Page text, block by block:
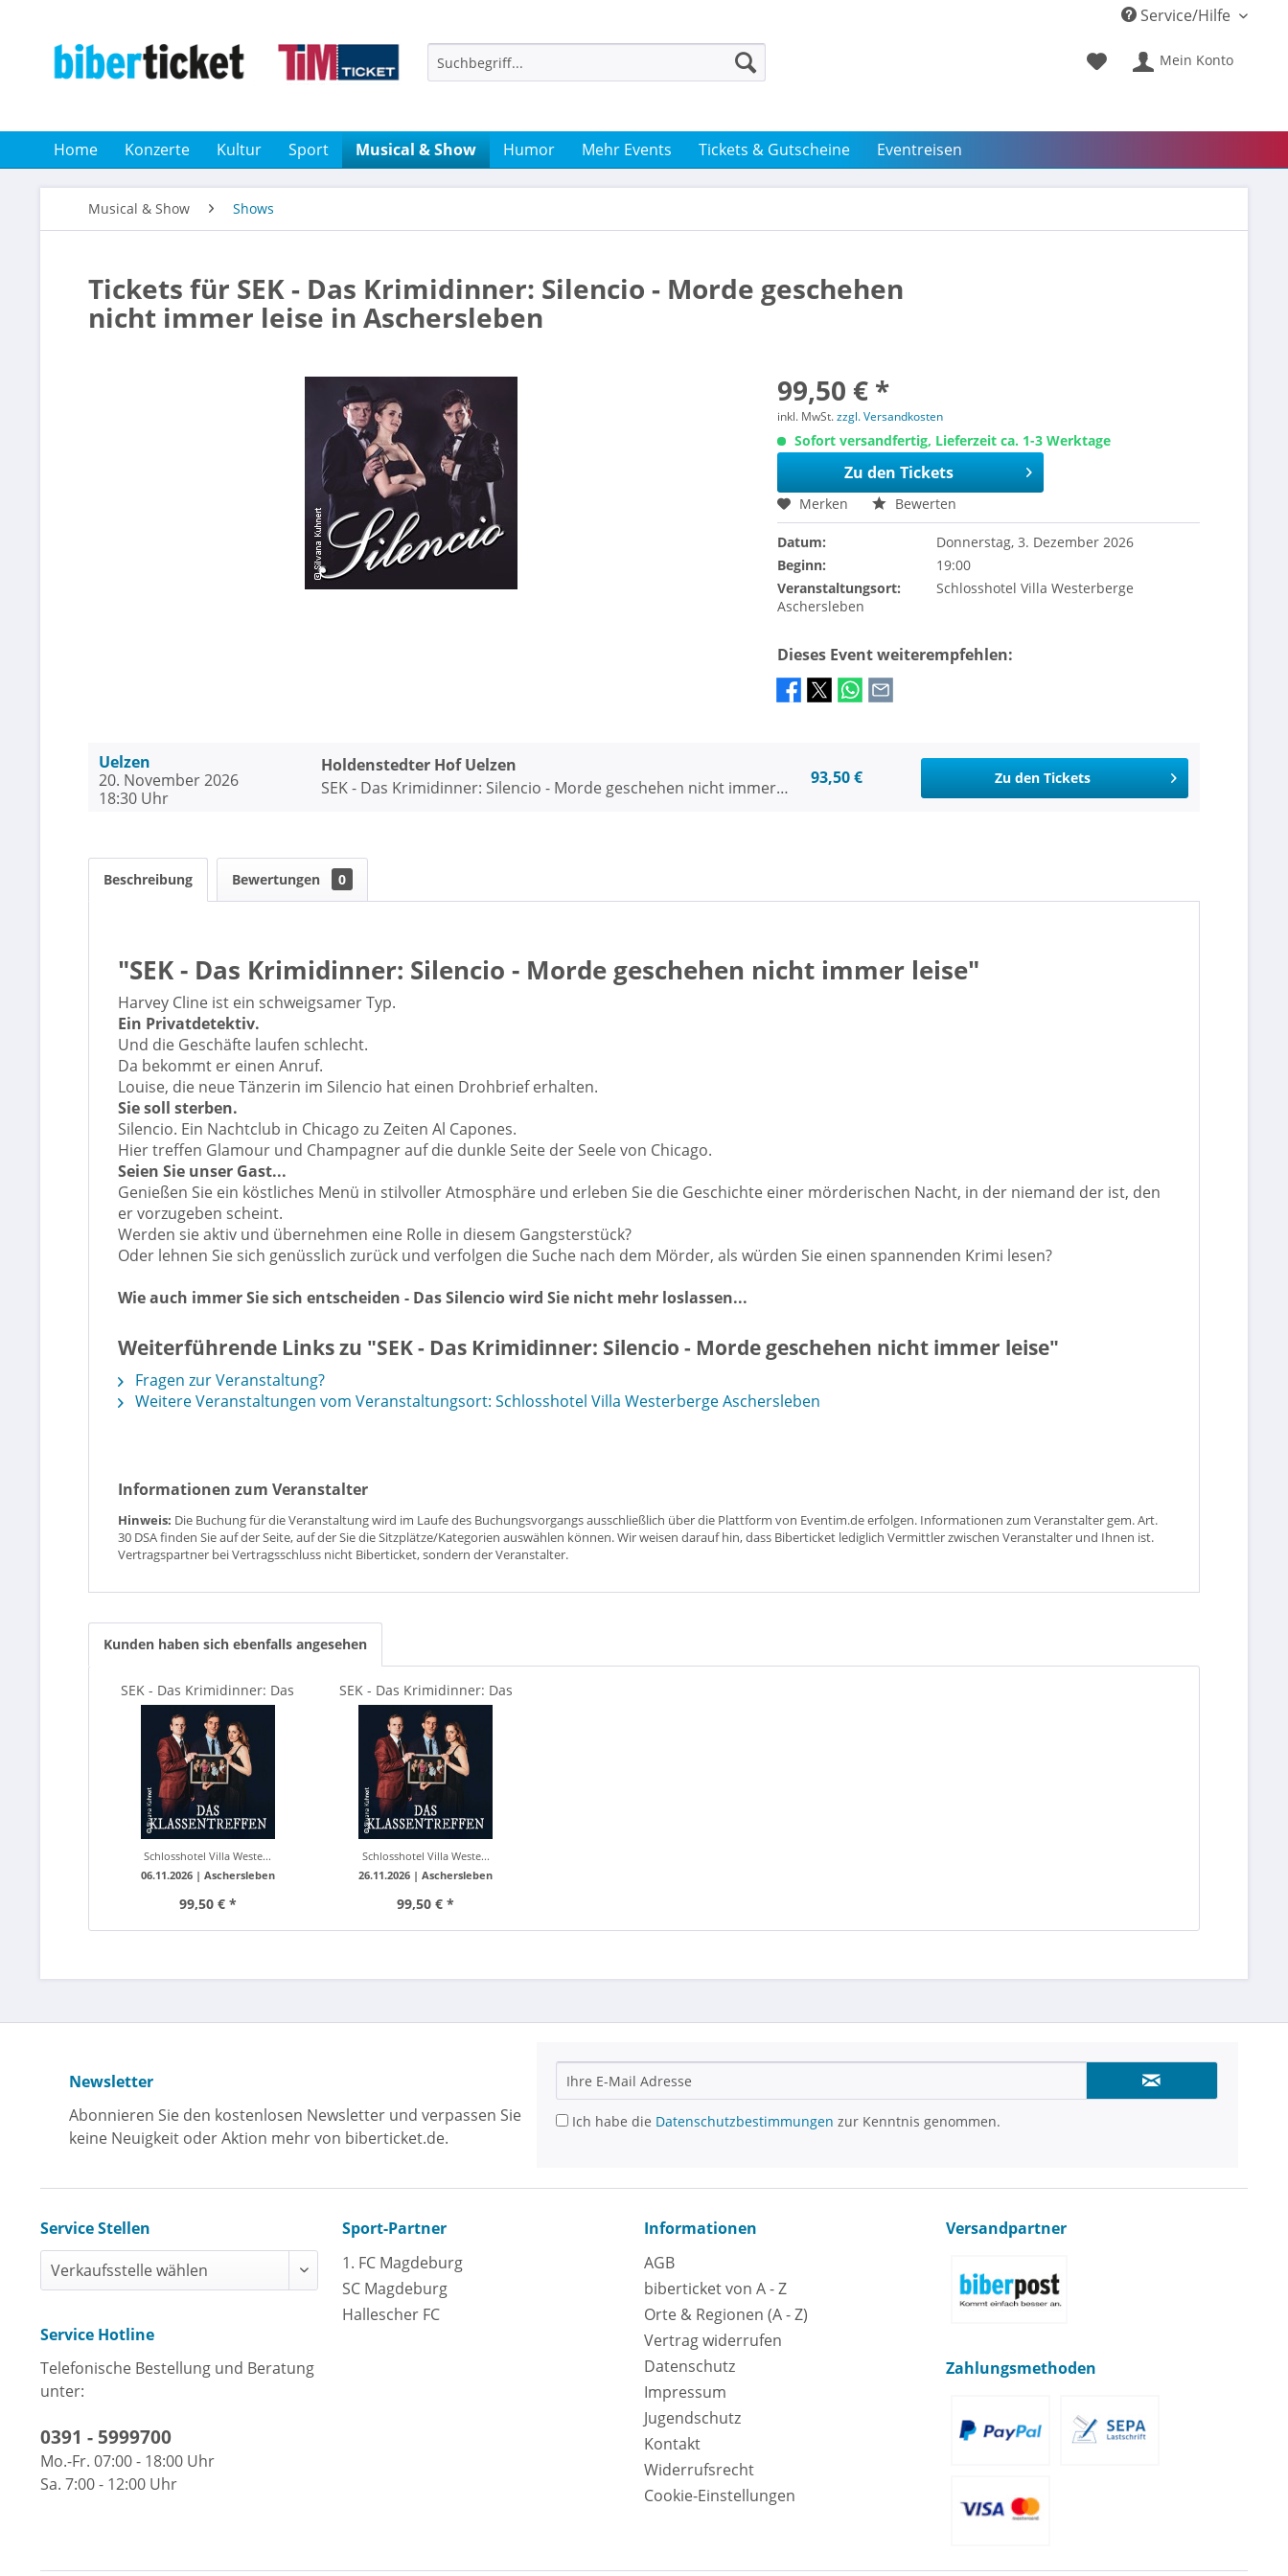
Service/Hilfe
Mein Konto
Home Konzerte Kultur Sport Musical & Show Humor Mehr Events Tickets & Gutscheine Eventreisen
Musical & Show Shows
Tickets für SEK - Das Krimidinner: Silencio - Morde geschehen
nicht immer leise in Aschersleben
99,50 € *
inkl. MwSt.zzgl. Versandkosten
Sofort versandfertig, Lieferzeit ca. 1-3 Werktage
Zu den Tickets
Merken Bewerten
Datum:
Donnerstag, 3. Dezember 2026
Beginn:
19:00
Veranstaltungsort:
Schlosshotel Villa Westerberge
Aschersleben
Dieses Event weiterempfehlen:
Uelzen
20. November 2026
18:30 Uhr
Holdenstedter Hof Uelzen
SEK - Das Krimidinner: Silencio - Morde geschehen nicht immer
93,50 € Zu den Tickets
Beschreibung Bewertungen 0
"SEK - Das Krimidinner: Silencio - Morde geschehen nicht immer leise"
Harvey Cline ist ein schweigsamer Typ.
Ein Privatdetektiv.
Und die Geschäfte laufen schlecht.
Da bekommt er einen Anruf.
Louise, die neue Tänzerin im Silencio hat einen Drohbrief erhalten.
Sie soll sterben.
Silencio. Ein Nachtclub in Chicago zu Zeiten Al Capones.
Hier treffen Glamour und Champagner auf die dunkle Seite der Seele von Chicago.
Seien Sie unser Gast...
Genießen Sie ein köstliches Menü in stilvoller Atmosphäre und erleben Sie die Geschichte einer mörderischen Nacht, in der niemand der ist, den
er vorzugeben scheint.
Werden sie aktiv und übernehmen eine Rolle in diesem Gangsterstück?
Oder lehnen Sie sich genüsslich zurück und verfolgen die Suche nach dem Mörder, als würden Sie einen spannenden Krimi lesen?
Wie auch immer Sie sich entscheiden - Das Silencio wird Sie nicht mehr loslassen...
Weiterführende Links zu "SEK - Das Krimidinner: Silencio - Morde geschehen nicht immer leise"
Fragen zur Veranstaltung?
Weitere Veranstaltungen vom Veranstaltungsort: Schlosshotel Villa Westerberge Aschersleben
Informationen zum Veranstalter
Hinweis: Die Buchung für die Veranstaltung wird im Laufe des Buchungsvorgangs ausschließlich über die Plattform von Eventim.de erfolgen. Informationen zum Veranstalter gem. Art.
30 DSA finden Sie auf der Seite, auf der Sie die Sitzplätze/Kategorien auswählen können. Wir weisen darauf hin, dass Biberticket lediglich Vermittler zwischen Veranstalter und Ihnen ist.
Vertragspartner bei Vertragsschluss nicht Biberticket, sondern der Veranstalter.
Kunden haben sich ebenfalls angesehen
SEK - Das Krimidinner: Das
Klassentreffen
Schlosshotel Villa Weste...
06.11.2026 | Aschersleben
99,50 € *
SEK - Das Krimidinner: Das
Klassentreffen
Schlosshotel Villa Weste...
26.11.2026 |Aschersleben
99,50 € *
Newsletter
Abonnieren Sie den kostenlosen Newsletter und verpassen Sie
keine Neuigkeit oder Aktion mehr von biberticket.de.
Ich habe die Datenschutzbestimmungen zur Kenntnis genommen.
Service Stellen
Service Hotline
Telefonische Bestellung und Beratung
unter:
0391 - 5999700
Mo.-Fr. 07:00 - 18:00 Uhr
Sa. 7:00 - 12:00 Uhr
Sport-Partner
1. FC Magdeburg
SC Magdeburg
Hallescher FC
Informationen
AGB
biberticket von A - Z
Orte & Regionen (A - Z)
Vertrag widerrufen
Datenschutz
Impressum
Jugendschutz
Kontakt
Widerrufsrecht
Cookie-Einstellungen
Versandpartner
Zahlungsmethoden